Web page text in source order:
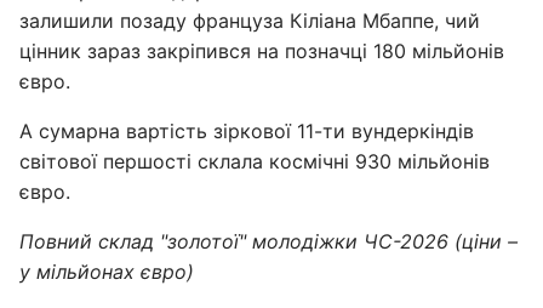
залишили позаду француза Кіліана Мбаппе, чий
цінник зараз закріпився на позначці 180 мільйонів
євро.
А сумарна вартість зіркової 11-ти вундеркіндів
світової першості склала космічні 930 мільйонів
євро.
Повний склад "золотої" молодіжки ЧС-2026 (ціни –
у мільйонах євро)